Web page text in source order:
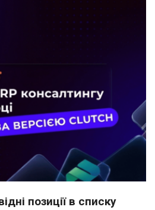
позиції в списку